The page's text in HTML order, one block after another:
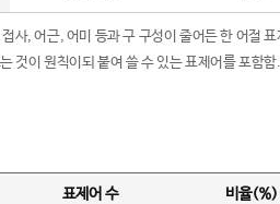
사, 어근, 어미 등과 구 구성이 줄어든 한 어절
것이 원칙이되 붙여 쓸 수 있는 표제어를 포함함.
표제어 수 비율(%)